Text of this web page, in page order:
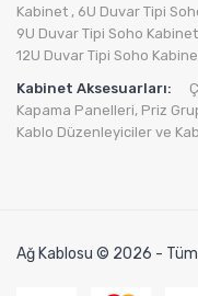
Kabinet , 6U Duvar Tipi
9U Duvar Tipi Soho Kabinet
12U Duvar Tipi Soho
Kabinet Aksesuarları:
Kapama Panelleri, Priz
Kablo Düzenleyiciler ve
Ağ Kablosu © 2026 - Tüm